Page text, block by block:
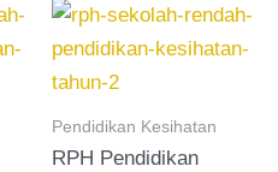
Pendidikan Kesihatan
RPH Pendidikan